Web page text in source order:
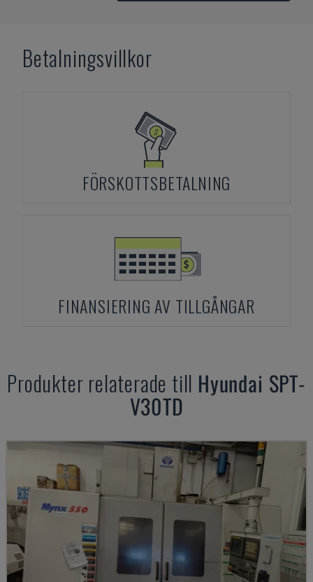
Betalningsvillkor
FÖRSKOTTSBETALNING
FINANSIERING AV TILLGÅNGAR
Produkter relaterade till Hyundai SPT-
V30TD